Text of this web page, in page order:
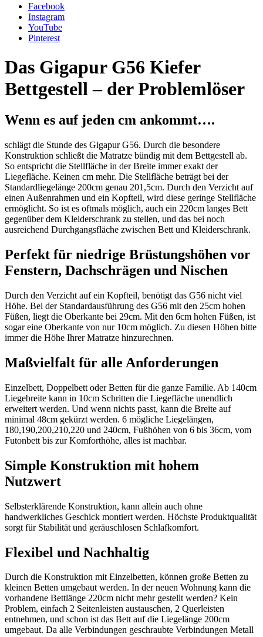
Facebook
Instagram
YouTube
Pinterest
Das Gigapur G56 Kiefer
Bettgestell – der Problemlöser
Wenn es auf jeden cm ankommt….
schlägt die Stunde des Gigapur G56. Durch die besondere
Konstruktion schließt die Matratze bündig mit dem Bettgestell ab.
So entspricht die Stellfläche in der Breite immer exakt der
Liegefläche. Keinen cm mehr. Die Stellfläche beträgt bei der
Standardliegelänge 200cm genau 201,5cm. Durch den Verzicht auf
einen Außenrahmen und ein Kopfteil, wird diese geringe Stellfläche
ermöglicht. So ist es oftmals möglich, auch ein 220cm langes Bett
gegenüber dem Kleiderschrank zu stellen, und das bei noch
ausreichend Durchgangsfläche zwischen Bett und Kleiderschrank.
Perfekt für niedrige Brüstungshöhen vor
Fenstern, Dachschrägen und Nischen
Durch den Verzicht auf ein Kopfteil, benötigt das G56 nicht viel
Höhe. Bei der Standardausführung des G56 mit den 25cm hohen
Füßen, liegt die Oberkante bei 29cm. Mit den 6cm hohen Füßen, ist
sogar eine Oberkante von nur 10cm möglich. Zu diesen Höhen bitte
immer die Höhe Ihrer Matratze hinzurechnen.
Maßvielfalt für alle Anforderungen
Einzelbett, Doppelbett oder Betten für die ganze Familie. Ab 140cm
Liegebreite kann in 10cm Schritten die Liegefläche unendlich
erweitert werden. Und wenn nichts passt, kann die Breite auf
minimal 48cm gekürzt werden. 6 mögliche Liegelängen,
180,190,200,210,220 und 240cm, Fußhöhen von 6 bis 36cm, vom
Futonbett bis zur Komforthöhe, alles ist machbar.
Simple Konstruktion mit hohem
Nutzwert
Selbsterklärende Konstruktion, kann allein auch ohne
handwerkliches Geschick montiert werden. Höchste Produktqualität
sorgt für Stabilität und geräuschlosen Schlafkomfort.
Flexibel und Nachhaltig
Durch die Konstruktion mit Einzelbetten, können große Betten zu
kleinen Betten umgebaut werden. In der neuen Wohnung kann die
vorhandene Bettlänge 220cm nicht mehr gestellt werden? Kein
Problem, einfach 2 Seitenleisten austauschen, 2 Querleisten
entnehmen, und schon ist das Bett auf die Liegelänge 200cm
umgebaut. Da alle Verbindungen geschraubte Verbindungen Metall